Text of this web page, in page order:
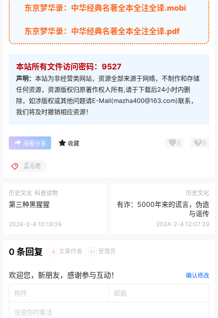
东京梦华录：中华经典名著全本全注全译.mobi
东京梦华录：中华经典名著全本全注全译.pdf
本站所有文件访问密码：9527
声明： 本站为非经营类网站，资源全部来源于网络，不制作和存储
任何资源，资源版权归原著作权人所有,请于下载后24小时内删
除，如涉版权或其他问题请E-Mail(mazha400@163.com)联系，
我们将及时撤销相应资源！
海报分享 收藏 0 0
孟元老
历史文化 科普读物
第三种黑猩猩
2024-2-4 10:19:39
历史文化
有诈：5000年来的谎言，伪造
与谣传
2024-2-4 12:07:39
0 条回复 A 文章作者 M 管理员
欢迎您，新朋友，感谢参与互动！ 确认修改